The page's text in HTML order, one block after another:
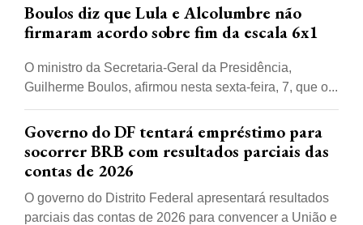
Boulos diz que Lula e Alcolumbre não
firmaram acordo sobre fim da escala 6x1
O ministro da Secretaria-Geral da Presidência,
Guilherme Boulos, afirmou nesta sexta-feira, 7, que o...
Governo do DF tentará empréstimo para
socorrer BRB com resultados parciais das
contas de 2026
O governo do Distrito Federal apresentará resultados
parciais das contas de 2026 para convencer a União e